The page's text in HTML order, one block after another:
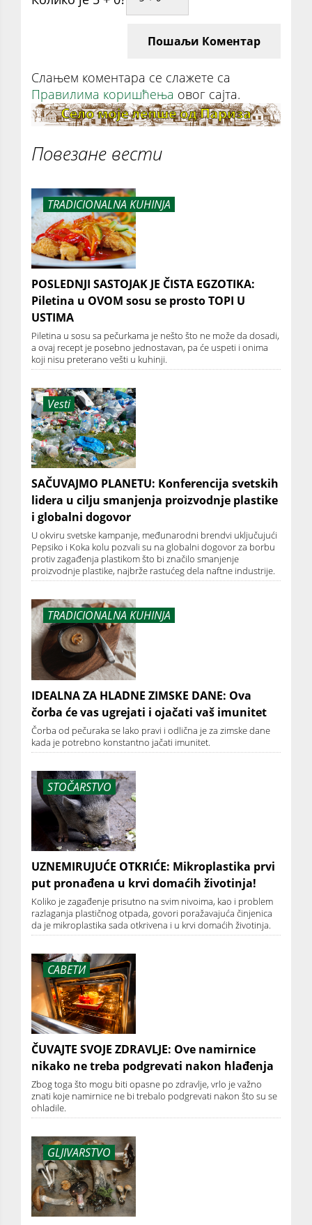
Пошаљи Коментар
Слањем коментара се слажете са
Правилима коришћења овог сајта.
Повезане вести
TRADICIONALNA KUHINJA
POSLEDNJI SASTOJAK JE ČISTA EGZOTIKA:
Piletina u OVOM sosu se prosto TOPI U
USTIMA
Piletina u sosu sa pečurkama je nešto što ne može da dosadi,
a ovaj recept je posebno jednostavan, pa će uspeti i onima
koji nisu preterano vešti u kuhinji.
Vesti
SAČUVAJMO PLANETU: Konferencija svetskih
lidera u cilju smanjenja proizvodnje plastike
i globalni dogovor
U okviru svetske kampanje, međunarodni brendvi uključujući
Pepsiko i Koka kolu pozvali su na globalni dogovor za borbu
protiv zagađenja plastikom što bi značilo smanjenje
proizvodnje plastike, najbrže rastućeg dela naftne industrije.
TRADICIONALNA KUHINJA
IDEALNA ZA HLADNE ZIMSKE DANE: Ova
čorba će vas ugrejati i ojačati vaš imunitet
Čorba od pečuraka se lako pravi i odlična je za zimske dane
kada je potrebno konstantno jačati imunitet.
STOČARSTVO
UZNEMIRUJUĆE OTKRIĆE: Mikroplastika prvi
put pronađena u krvi domaćih životinja!
Koliko je zagađenje prisutno na svim nivoima, kao i problem
razlaganja plastičnog otpada, govori poražavajuća činjenica
da je mikroplastika sada otkrivena i u krvi domaćih životinja.
САВЕТИ
ČUVAJTE SVOJE ZDRAVLJE: Ove namirnice
nikako ne treba podgrevati nakon hlađenja
Zbog toga što mogu biti opasne po zdravlje, vrlo je važno
znati koje namirnice ne bi trebalo podgrevati nakon što su se
ohladile.
GLJIVARSTVO